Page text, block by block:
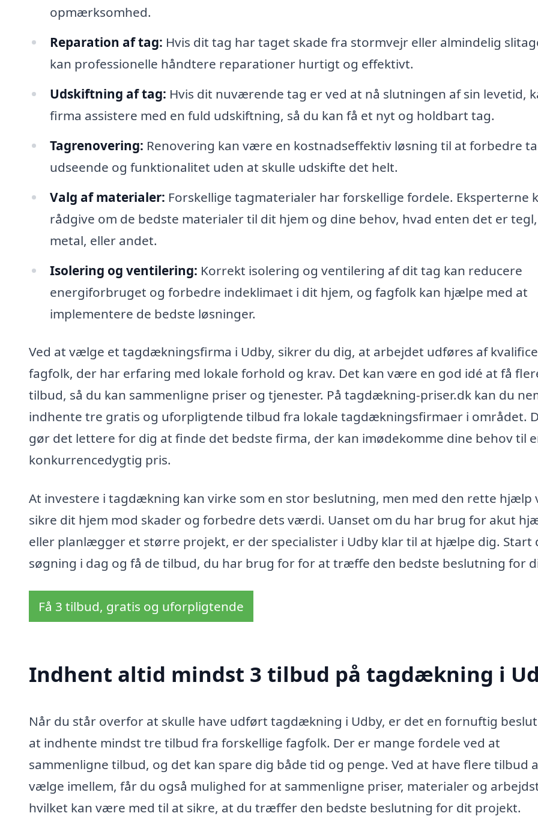
opmærksomhed.
Reparation af tag: Hvis dit tag har taget skade fra stormvejr eller almindelig
kan professionelle håndtere reparationer hurtigt og effektivt.
Udskiftning af tag: Hvis dit nuværende tag er ved at nå slutningen af sin levetid,
firma assistere med en fuld udskiftning, så du kan få et nyt og holdbart tag.
Tagrenovering: Renovering kan være en kostnadseffektiv løsning til at forbedre
udseende og funktionalitet uden at skulle udskifte det helt.
Valg af materialer: Forskellige tagmaterialer har forskellige fordele. Eksperterne
rådgive om de bedste materialer til dit hjem og dine behov, hvad enten det er tegl,
metal, eller andet.
Isolering og ventilering: Korrekt isolering og ventilering af dit tag kan reducere
energiforbruget og forbedre indeklimaet i dit hjem, og fagfolk kan hjælpe med at
implementere de bedste løsninger.
Ved at vælge et tagdækningsfirma i Udby, sikrer du dig, at arbejdet udføres af
fagfolk, der har erfaring med lokale forhold og krav. Det kan være en god idé at få
tilbud, så du kan sammenligne priser og tjenester. På tagdækning-priser.dk kan du
indhente tre gratis og uforpligtende tilbud fra lokale tagdækningsfirmaer i området.
gør det lettere for dig at finde det bedste firma, der kan imødekomme dine behov til
konkurrencedygtig pris.
At investere i tagdækning kan virke som en stor beslutning, men med den rette hjælp
sikre dit hjem mod skader og forbedre dets værdi. Uanset om du har brug for akut
eller planlægger et større projekt, er der specialister i Udby klar til at hjælpe dig. Start
søgning i dag og få de tilbud, du har brug for for at træffe den bedste beslutning for
Få 3 tilbud, gratis og uforpligtende
Indhent altid mindst 3 tilbud på tagdækning i
Når du står overfor at skulle have udført tagdækning i Udby, er det en fornuftig
at indhente mindst tre tilbud fra forskellige fagfolk. Der er mange fordele ved at
sammenligne tilbud, og det kan spare dig både tid og penge. Ved at have flere tilbud
vælge imellem, får du også mulighed for at sammenligne priser, materialer og
hvilket kan være med til at sikre, at du træffer den bedste beslutning for dit projekt.